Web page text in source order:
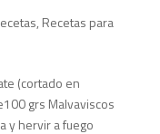
, Recetas para
(cortado en
grs Malvaviscos
y hervir a fuego